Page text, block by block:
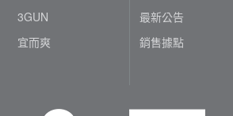
3GUN
宜而爽
最新公告
銷售據點